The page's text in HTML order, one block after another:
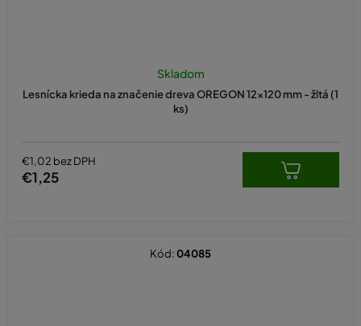
Lesnícka krieda na značenie dreva OREGON 12x120 mm - žltá (1
ks)
Skladom
€1,02 bez DPH
€1,25
Kód:04085